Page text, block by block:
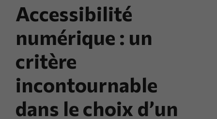
Accessibilité
numérique : un
critère
incontournable
dans le choix d’un